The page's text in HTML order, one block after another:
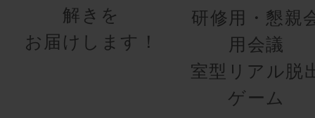
解きを
お届けします！
研修用・懇親
用会議
室型リアル脱
ゲーム